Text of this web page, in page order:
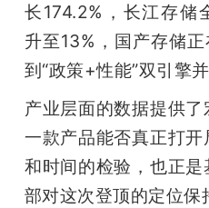
长174.2%，长江存储
升至13%，国产存储
到“政策+性能”双引擎并
产业层面的数据提供
一款产品能否真正打
和时间的检验，也正
部对这次登顶的定位保